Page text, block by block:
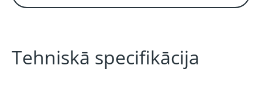
Tehniskā specifikācija